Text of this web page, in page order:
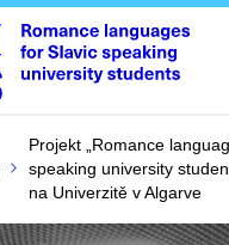
Projekt „Romance
speaking university
na Univerzitě v Algarve